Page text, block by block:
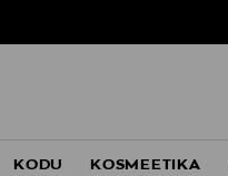
KODU KOSMEETIKA